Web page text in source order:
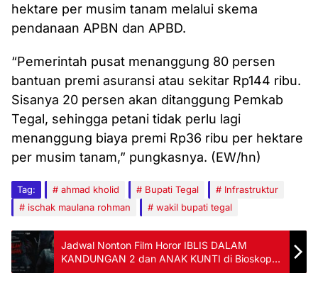
hektare per musim tanam melalui skema
pendanaan APBN dan APBD.
“Pemerintah pusat menanggung 80 persen
bantuan premi asuransi atau sekitar Rp144 ribu.
Sisanya 20 persen akan ditanggung Pemkab
Tegal, sehingga petani tidak perlu lagi
menanggung biaya premi Rp36 ribu per hektare
per musim tanam,” pungkasnya. (EW/hn)
Tag: ahmad kholid Bupati Tegal
Infrastruktur
ischak maulana rohman
wakil bupati tegal
Jadwal Nonton Film Horor IBLIS DALAM
KANDUNGAN 2 dan ANAK KUNTI di Bioskop
CGV Transmart Tegal Sabtu 1 Maret 2025